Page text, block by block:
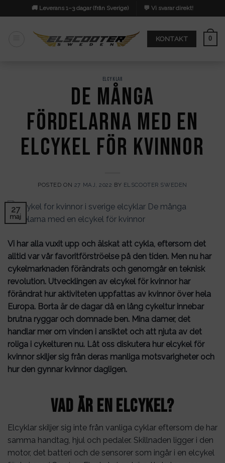
to
🚚 Leverans 1–3 dagar (från Sverige) 💬 Vi svarar direkt!
KONTAKT 0
ELCYKLAR
De många
fördelarna med en
elcykel för kvinnor
POSTED ON 27 MAJ, 2022 BY ELSCOOTER SWEDEN
27
maj
Vi har alla vuxit upp och älskat att cykla, eftersom det
alltid var vår favoritförströelse på den tiden. Men nu har
cykelmarknaden förändrats och genomgår en teknisk
revolution. Utvecklingen av elcykel för kvinnor har
förändrat hur aktiviteten uppfattas av kvinnor över hela
Europa. Borta är de dagar då en lång cykeltur innebar
brutna ryggar och domnade ben. Mina damer, det
handlar mer om vinden i ansiktet och att njuta av det
roliga i cykelturen nu. Låt oss diskutera hur elcykel för
kvinnor skiljer sig från deras manliga motsvarigheter och
hur den gynnar kvinnor dagligen.
Vad är en elcykel?
Elcyklar skiljer sig inte från vanliga cyklar eftersom de har
samma handtag, hjul och pedaler. Skillnaden ligger i den
motor, det batteri och de sensorer som ingår i en elcykel